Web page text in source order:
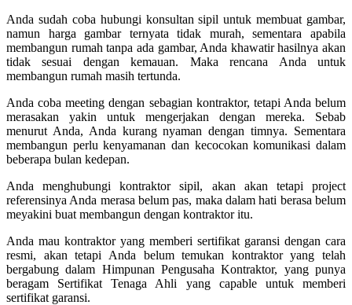
Anda sudah coba hubungi konsultan sipil untuk membuat gambar,
namun harga gambar ternyata tidak murah, sementara apabila
membangun rumah tanpa ada gambar, Anda khawatir hasilnya akan
tidak sesuai dengan kemauan. Maka rencana Anda untuk
membangun rumah masih tertunda.
Anda coba meeting dengan sebagian kontraktor, tetapi Anda belum
merasakan yakin untuk mengerjakan dengan mereka. Sebab
menurut Anda, Anda kurang nyaman dengan timnya. Sementara
membangun perlu kenyamanan dan kecocokan komunikasi dalam
beberapa bulan kedepan.
Anda menghubungi kontraktor sipil, akan akan tetapi project
referensinya Anda merasa belum pas, maka dalam hati berasa belum
meyakini buat membangun dengan kontraktor itu.
Anda mau kontraktor yang memberi sertifikat garansi dengan cara
resmi, akan tetapi Anda belum temukan kontraktor yang telah
bergabung dalam Himpunan Pengusaha Kontraktor, yang punya
beragam Sertifikat Tenaga Ahli yang capable untuk memberi
sertifikat garansi.